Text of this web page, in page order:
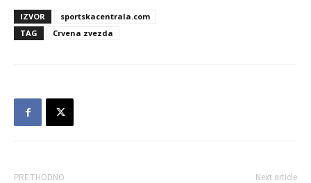
IZVOR
sportskacentrala.com
TAG
Crvena zvezda
PRETHODNO Next article